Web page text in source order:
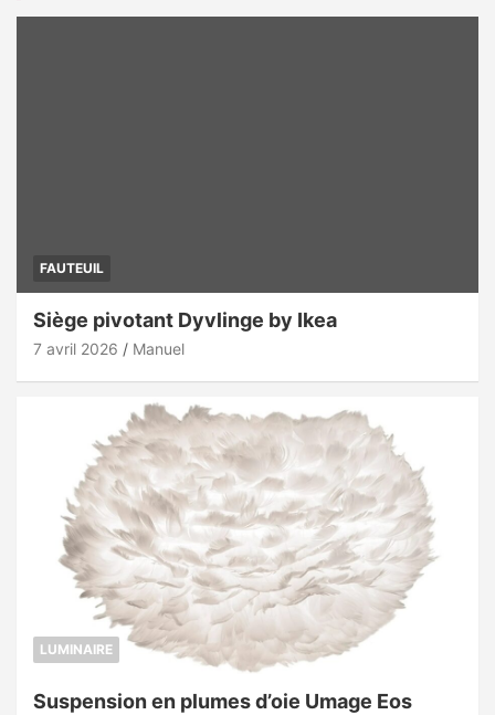
FAUTEUIL
Siège pivotant Dyvlinge by Ikea
7 avril 2026 Manuel
LUMINAIRE
Suspension en plumes d’oie Umage Eos